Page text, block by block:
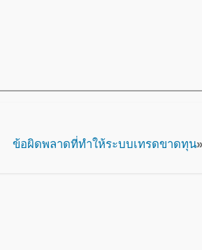
ข้อผิดพลาดที่ทำให้ระบบเทรดขาดทุน»